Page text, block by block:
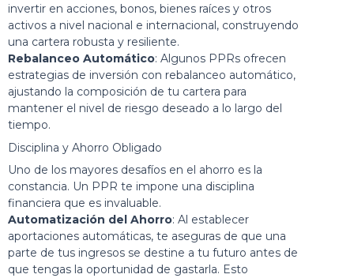
invertir en acciones, bonos, bienes raíces y otros
activos a nivel nacional e internacional, construyendo
una cartera robusta y resiliente.
Rebalanceo Automático: Algunos PPRs ofrecen
estrategias de inversión con rebalanceo automático,
ajustando la composición de tu cartera para
mantener el nivel de riesgo deseado a lo largo del
tiempo.
Disciplina y Ahorro Obligado
Uno de los mayores desafíos en el ahorro es la
constancia. Un PPR te impone una disciplina
financiera que es invaluable.
Automatización del Ahorro: Al establecer
aportaciones automáticas, te aseguras de que una
parte de tus ingresos se destine a tu futuro antes de
que tengas la oportunidad de gastarla. Esto